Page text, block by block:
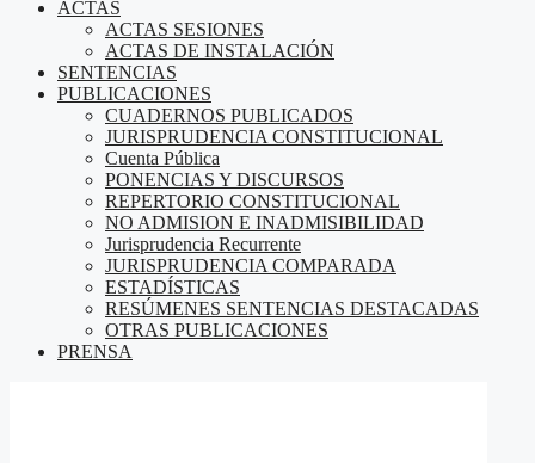
ACTAS
ACTAS SESIONES
ACTAS DE INSTALACIÓN
SENTENCIAS
PUBLICACIONES
CUADERNOS PUBLICADOS
JURISPRUDENCIA CONSTITUCIONAL
Cuenta Pública
PONENCIAS Y DISCURSOS
REPERTORIO CONSTITUCIONAL
NO ADMISION E INADMISIBILIDAD
Jurisprudencia Recurrente
JURISPRUDENCIA COMPARADA
ESTADÍSTICAS
RESÚMENES SENTENCIAS DESTACADAS
OTRAS PUBLICACIONES
PRENSA